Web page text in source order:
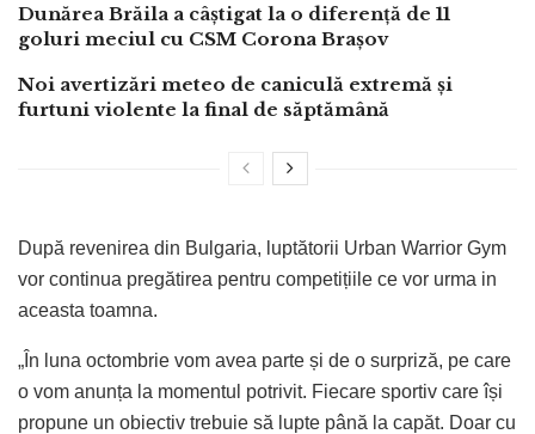
Dunărea Brăila a câștigat la o diferență de 11
goluri meciul cu CSM Corona Brașov
Noi avertizări meteo de caniculă extremă și
furtuni violente la final de săptămână
După revenirea din Bulgaria, luptătorii Urban Warrior Gym
vor continua pregătirea pentru competițiile ce vor urma in
aceasta toamna.
„În luna octombrie vom avea parte și de o surpriză, pe care
o vom anunța la momentul potrivit. Fiecare sportiv care își
propune un obiectiv trebuie să lupte până la capăt. Doar cu